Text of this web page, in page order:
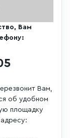
Вам
Вам,
об удобном
площадку